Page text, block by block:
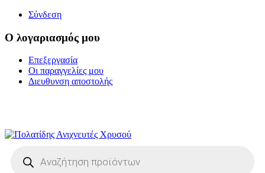
Σύνδεση
Ο λογαριασμός μου
Επεξεργασία
Οι παραγγελίες μου
Διευθυνση αποστολής
search